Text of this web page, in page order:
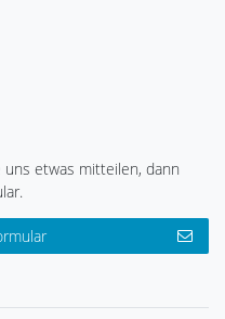
uns etwas mitteilen, dann